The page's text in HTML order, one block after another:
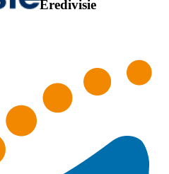
Eredivisie